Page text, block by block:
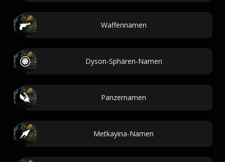
Waffennamen
Dyson-Sphären-Namen
Panzernamen
Metkayina-Namen